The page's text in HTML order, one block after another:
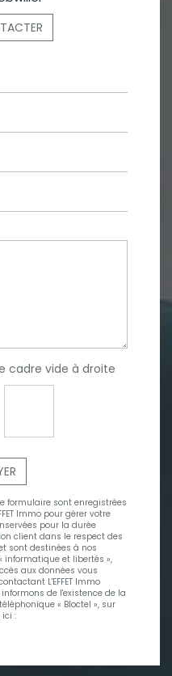
cadre vide à droite
formulaire sont enregistrées
Immo pour gérer votre
pour la durée
client dans le respect des
sont destinées à nos
informatique et libertés »,
aux données vous
L'EFFET Immo
de l'existence de la
« Bloctel », sur
ici :